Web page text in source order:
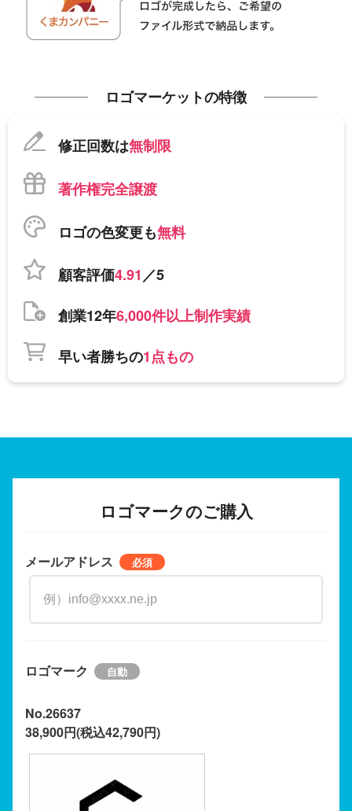
ロゴマーケットの特徴
修正回数は無制限
著作権完全譲渡
ロゴの色変更も無料
顧客評価4.91／5
創業12年6,000件以上制作実績
早い者勝ちの1点もの
ロゴマークのご購入
メールアドレス
ロゴマーク
No.26637
38,900円(税込42,790円)